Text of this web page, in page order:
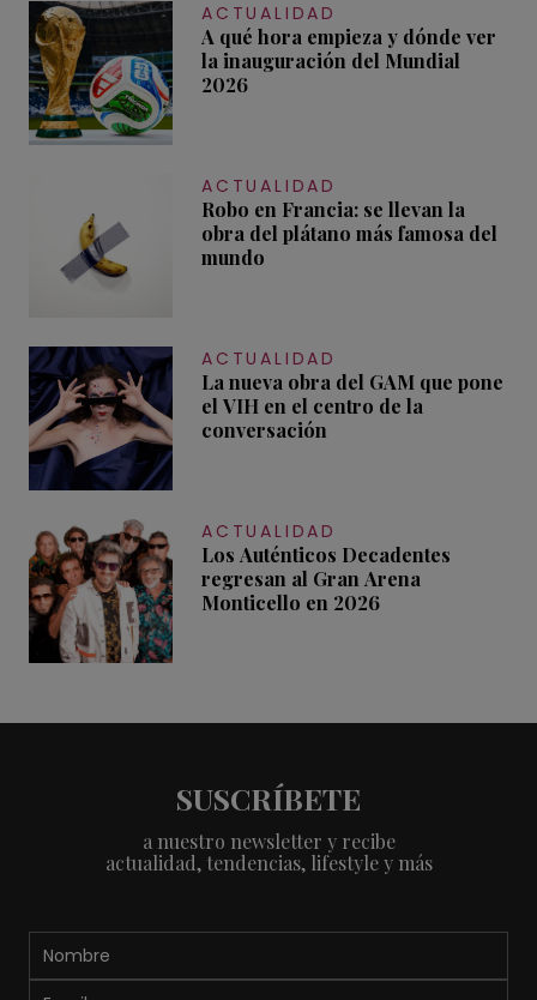
ACTUALIDAD
A qué hora empieza y dónde ver
la inauguración del Mundial
2026
ACTUALIDAD
Robo en Francia: se llevan la
obra del plátano más famosa del
mundo
ACTUALIDAD
La nueva obra del GAM que pone
el VIH en el centro de la
conversación
ACTUALIDAD
Los Auténticos Decadentes
regresan al Gran Arena
Monticello en 2026
SUSCRÍBETE
a nuestro newsletter y recibe
actualidad, tendencias, lifestyle y más